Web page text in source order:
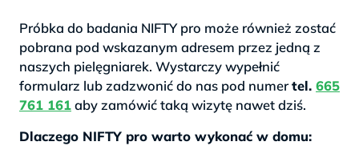
Próbka do badania NIFTY pro może również zostać
pobrana pod wskazanym adresem przez jedną z
naszych pielęgniarek. Wystarczy wypełnić
formularz lub zadzwonić do nas pod numertel. 665
761 161aby zamówić taką wizytę nawet dziś.
Dlaczego NIFTY pro warto wykonać w domu: